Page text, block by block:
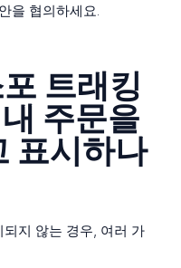
을 협의하세요.
트래킹
주문을
표시하나
지 않는 경우, 여러 가